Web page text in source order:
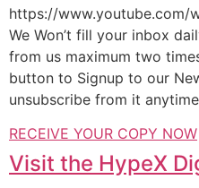
https://www.youtube.com/
We Won’t fill your inbox
from us maximum two
button to Signup to our
unsubscribe from it
RECEIVE YOUR COPY NOW
Visit the HypeX